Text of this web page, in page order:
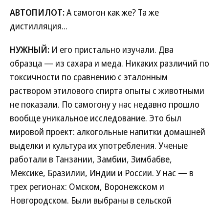
АВТОПИЛОТ:А самогон как же? Та же
дистилляция...
НУЖНЫЙ: И его пристально изучали. Два
образца — из сахара и меда. Никаких различий по
токсичности по сравнению с эталонным
раствором этилового спирта опыты с животными
не показали. По самогону у нас недавно прошло
вообще уникальное исследование. Это был
мировой проект: алкогольные напитки домашней
выделки и культура их употребления. Ученые
работали в Танзании, Замбии, Зимбабве,
Мексике, Бразилии, Индии и России. У нас — в
трех регионах: Омском, Воронежском и
Новгородском. Были выбраны в сельской